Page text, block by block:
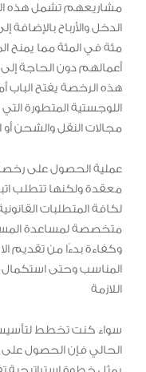
مشاريعهم تشمل هذه
الدخل والأرباح
مئة في المئة مما يمنح
أعمالهم دون الحاجة
هذه الرخصة يفتح الباب
اللوجستية المتطورة
مجالات النقل والشحن أو
عملية الحصول على
معقدة ولكنها تتطلب
لكافة المتطلبات
متخصصة لمساعدة
وكفاءة بدءًا من تقديم
المناسب وحتى استكمال
اللازمة
سواء كنت تخطط
الحالي فإن الحصول